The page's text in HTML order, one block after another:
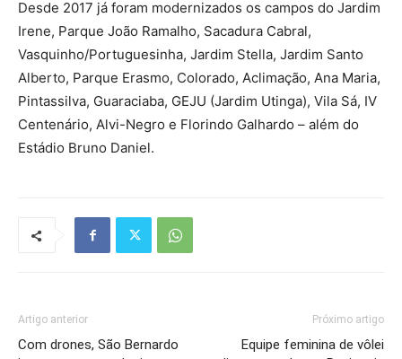
Desde 2017 já foram modernizados os campos do Jardim
Irene, Parque João Ramalho, Sacadura Cabral,
Vasquinho/Portuguesinha, Jardim Stella, Jardim Santo
Alberto, Parque Erasmo, Colorado, Aclimação, Ana Maria,
Pintassilva, Guaraciaba, GEJU (Jardim Utinga), Vila Sá, IV
Centenário, Alvi-Negro e Florindo Galhardo – além do
Estádio Bruno Daniel.
Artigo anterior
Com drones, São Bernardo
Próximo artigo
Equipe feminina de vôlei